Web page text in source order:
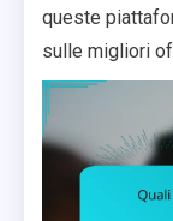
queste
sulle migliori